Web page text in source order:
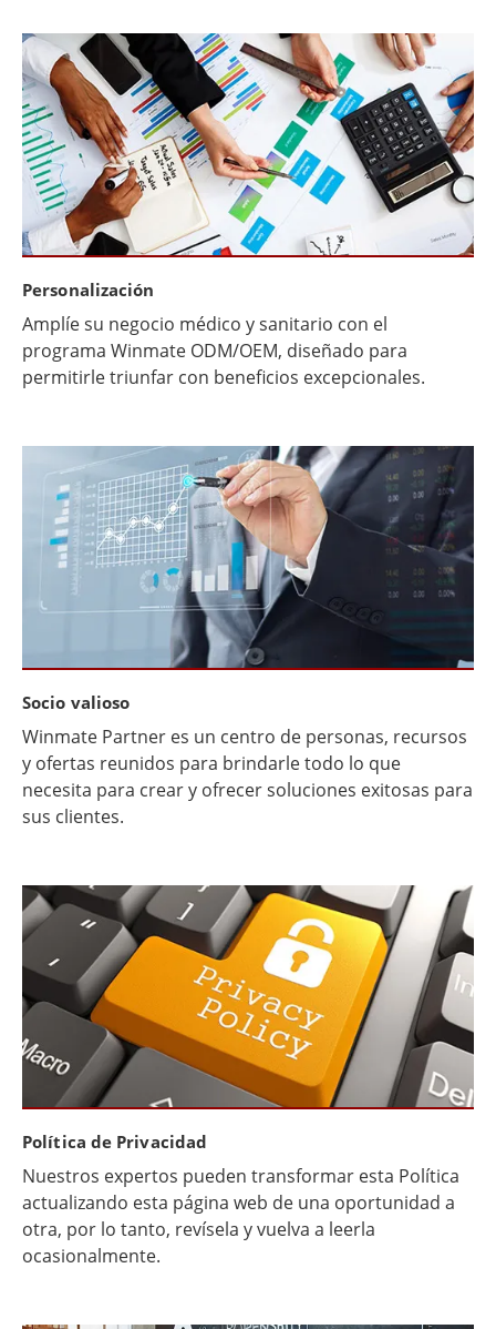
Personalización
Amplíe su negocio médico y sanitario con el
programa Winmate ODM/OEM, diseñado para
permitirle triunfar con beneficios excepcionales.
Socio valioso
Winmate Partner es un centro de personas, recursos
y ofertas reunidos para brindarle todo lo que
necesita para crear y ofrecer soluciones exitosas para
sus clientes.
Política de Privacidad
Nuestros expertos pueden transformar esta Política
actualizando esta página web de una oportunidad a
otra, por lo tanto, revísela y vuelva a leerla
ocasionalmente.